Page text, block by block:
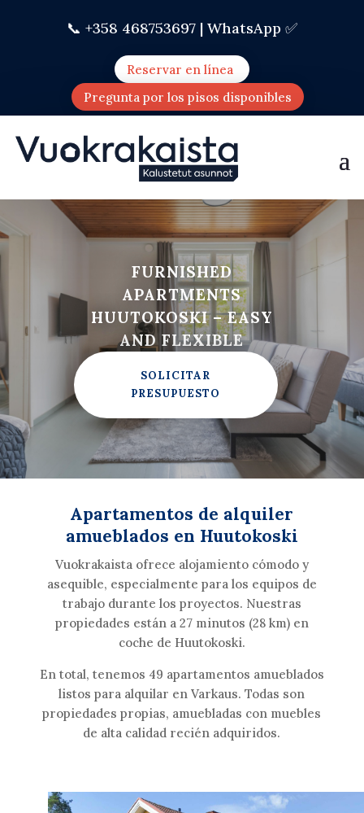
📞 +358 468753697 | WhatsApp ✅
Reservar en línea
Pregunta por los pisos disponibles
FURNISHED
APARTMENTS
HUUTOKOSKI – EASY
AND FLEXIBLE
SOLICITAR
PRESUPUESTO
Apartamentos de alquiler
amueblados en Huutokoski
Vuokrakaista ofrece alojamiento cómodo y
asequible, especialmente para los equipos de
trabajo durante los proyectos. Nuestras
propiedades están a 27 minutos (28 km) en
coche de Huutokoski.
En total, tenemos 49 apartamentos amueblados
listos para alquilar en Varkaus. Todas son
propiedades propias, amuebladas con muebles
de alta calidad recién adquiridos.